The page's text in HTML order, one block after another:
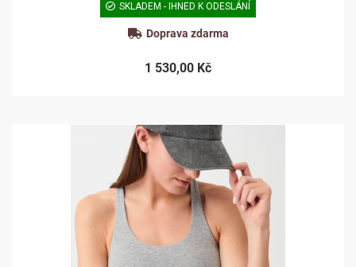
SKLADEM - IHNED K ODESLÁNÍ
Doprava zdarma
1 530,00 Kč